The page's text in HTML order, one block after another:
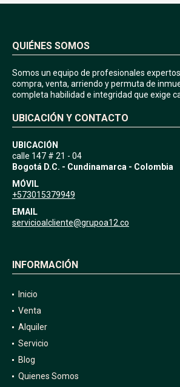
QUIÉNES SOMOS
Somos un equipo de profesionales
compra, venta, arriendo y permuta de
completa habilidad e integridad que exige
UBICACIÓN Y CONTACTO
UBICACIÓN
calle 147 # 21 - 04
Bogotá D.C. - Cundinamarca - Colombia
MÓVIL
+573015379949
EMAIL
servicioalcliente@grupoa12.co
INFORMACIÓN
Inicio
Venta
Alquiler
Servicio
Blog
Quienes Somos